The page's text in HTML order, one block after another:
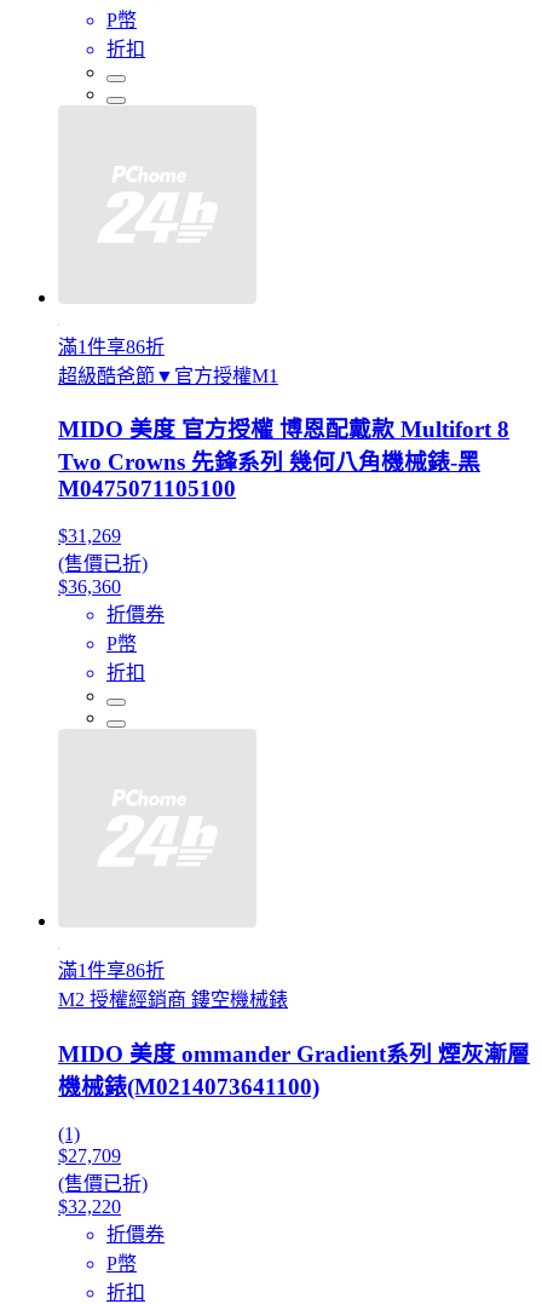
P幣
折扣
滿1件享86折
超級酷爸節▼官方授權M1
MIDO 美度 官方授權 博恩配戴款 Multifort 8
Two Crowns 先鋒系列 幾何八角機械錶-黑
M0475071105100
$31,269
(售價已折)
$36,360
折價券
P幣
折扣
滿1件享86折
M2 授權經銷商 鏤空機械錶
MIDO 美度 ommander Gradient系列 煙灰漸層
機械錶(M0214073641100)
(1)
$27,709
(售價已折)
$32,220
折價券
P幣
折扣